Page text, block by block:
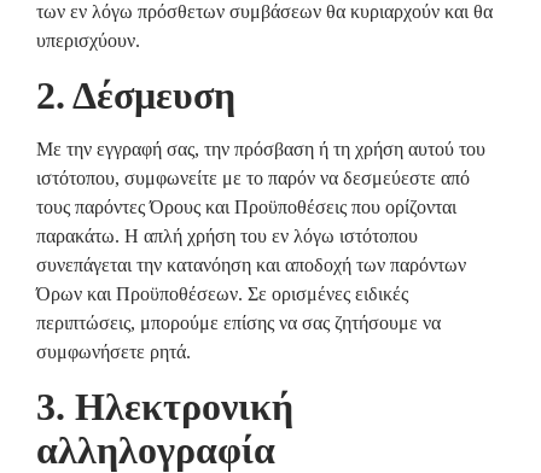
των εν λόγω πρόσθετων συμβάσεων θα κυριαρχούν και θα
υπερισχύουν.
2. Δέσμευση
Με την εγγραφή σας, την πρόσβαση ή τη χρήση αυτού του
ιστότοπου, συμφωνείτε με το παρόν να δεσμεύεστε από
τους παρόντες Όρους και Προϋποθέσεις που ορίζονται
παρακάτω. Η απλή χρήση του εν λόγω ιστότοπου
συνεπάγεται την κατανόηση και αποδοχή των παρόντων
Όρων και Προϋποθέσεων. Σε ορισμένες ειδικές
περιπτώσεις, μπορούμε επίσης να σας ζητήσουμε να
συμφωνήσετε ρητά.
3. Ηλεκτρονική
αλληλογραφία